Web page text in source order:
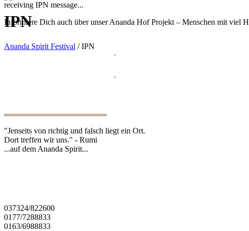
IPN
Ananda Spirit Festival /IPN
receiving IPN message...
Informiere Dich auch über unser Ananda Hof Projekt – Menschen mit viel
"Jenseits von richtig und falsch liegt ein Ort.
Dort treffen wir uns." - Rumi
...auf dem Ananda Spirit...
037324/822600
0177/7288833
0163/6988833